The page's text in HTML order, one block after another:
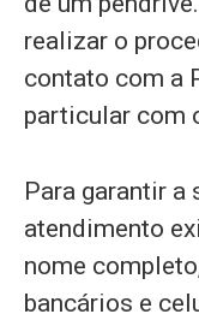
realizar o
contato com a
particular com
Para garantir a
atendimento
nome
bancários e